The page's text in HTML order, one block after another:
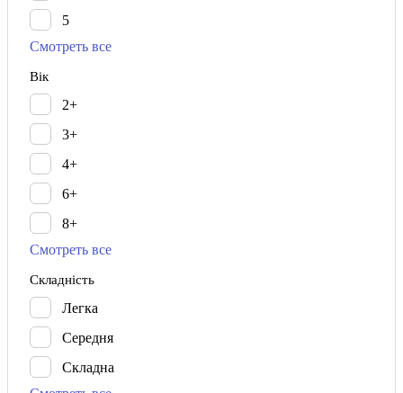
5
Смотреть все
Вік
2+
3+
4+
6+
8+
Смотреть все
Складність
Легка
Середня
Складна